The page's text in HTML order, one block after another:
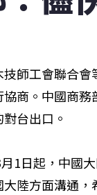
技師工會聯合
協商。中國商
台出口。
1日起，中國
大陸方面溝通